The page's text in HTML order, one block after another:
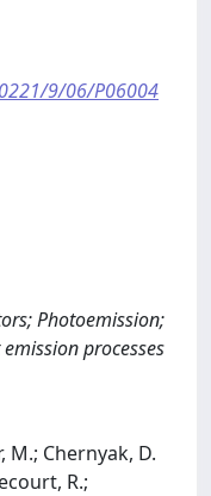
9/06/P06004
Photoemission;
processes
M.; Chernyak, D.
R.;